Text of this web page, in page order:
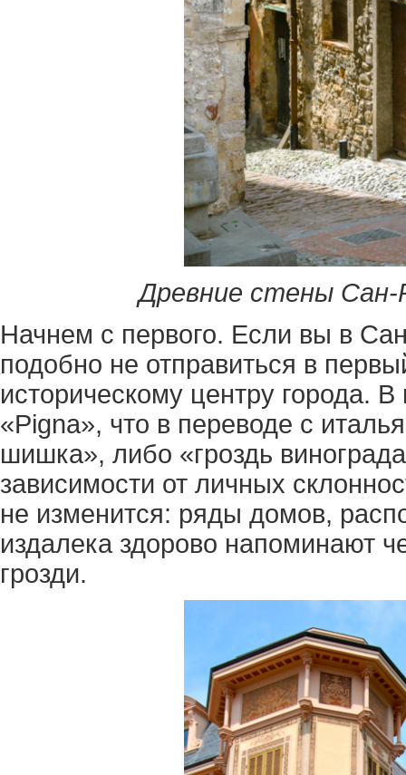
Древние стены
Начнем с первого. Если вы в
подобно не отправиться в
историческому центру города.
«Pigna», что в переводе с
шишка», либо «гроздь
зависимости от личных
не изменится: ряды домов,
издалека здорово напоминают
грозди.